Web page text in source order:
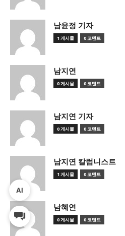
남윤정 기자
1 게시물 0 코멘트
남지연
0 게시물 0 코멘트
남지연 기자
0 게시물 0 코멘트
남지연 칼럼니스트
1 게시물 0 코멘트
남혜연
0 게시물 0 코멘트
AI